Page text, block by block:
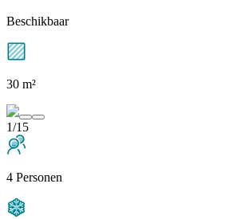
Beschikbaar
30 m²
1/15
4 Personen